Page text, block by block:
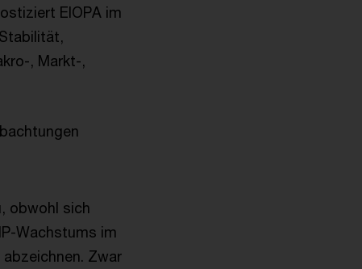
EIOPA im
, Markt-,
obwohl sich
Wachstums im
Zwar